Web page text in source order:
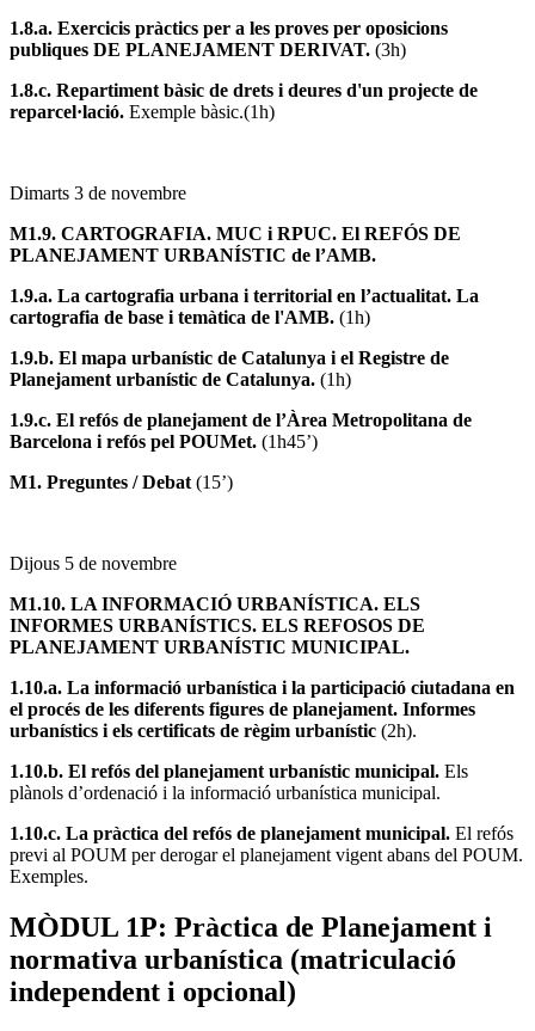
1.8.a. Exercicis pràctics per a les proves per oposicions
publiques DE PLANEJAMENT DERIVAT. (3h)
1.8.c. Repartiment bàsic de drets i deures d'un projecte de
reparcel·lació. Exemple bàsic.(1h)
Dimarts 3 de novembre
M1.9. CARTOGRAFIA. MUC i RPUC. El REFÓS DE
PLANEJAMENT URBANÍSTIC de l’AMB.
1.9.a. La cartografia urbana i territorial en l’actualitat. La
cartografia de base i temàtica de l'AMB. (1h)
1.9.b. El mapa urbanístic de Catalunya i el Registre de
Planejament urbanístic de Catalunya. (1h)
1.9.c. El refós de planejament de l’Àrea Metropolitana de
Barcelona i refós pel POUMet. (1h45’)
M1. Preguntes / Debat (15’)
Dijous 5 de novembre
M1.10. LA INFORMACIÓ URBANÍSTICA. ELS
INFORMES URBANÍSTICS. ELS REFOSOS DE
PLANEJAMENT URBANÍSTIC MUNICIPAL.
1.10.a. La informació urbanística i la participació ciutadana en
el procés de les diferents figures de planejament. Informes
urbanístics i els certificats de règim urbanístic (2h).
1.10.b. El refós del planejament urbanístic municipal. Els
plànols d’ordenació i la informació urbanística municipal.
1.10.c. La pràctica del refós de planejament municipal. El refós
previ al POUM per derogar el planejament vigent abans del POUM.
Exemples.
MÒDUL 1P: Pràctica de Planejament i
normativa urbanística (matriculació
independent i opcional)